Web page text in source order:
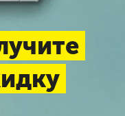
До 25 м2 До 30 м2
Нашли